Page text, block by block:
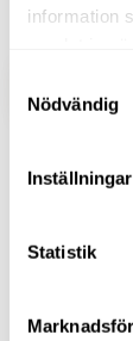
information
Nödvändig
Inställningar
Statistik
ger
BILDER